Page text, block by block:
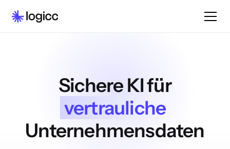
Sichere KI für
vertrauliche
Unternehmensdaten